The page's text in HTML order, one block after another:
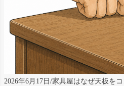
2026年6月17日/家具屋はなぜ天板を